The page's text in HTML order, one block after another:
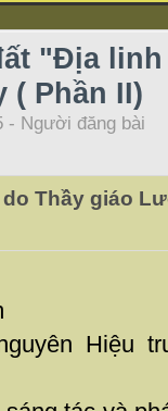
"Địa linh
( Phần II)
- Người đăng bài
Thầy giáo
Hiệu